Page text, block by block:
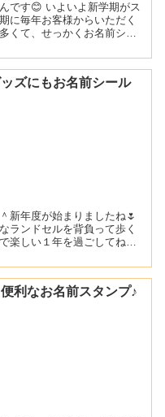
です😊 いよいよ新学期がス
に毎年お客様からいただく
くて、せっかくお名前シー
ズにもお名前シール
新年度が始まりましたね🌷
ランドセルを背負って歩く
楽しい１年を過ごしてねと
利なお名前スタンプ♪